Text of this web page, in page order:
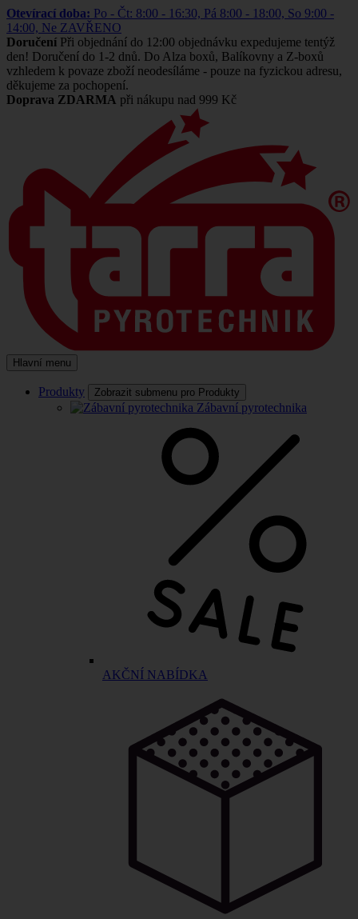
Otevírací doba: Po - Čt: 8:00 - 16:30, Pá 8:00 - 18:00, So 9:00 -
14:00, Ne ZAVŘENO
Doručení Při objednání do 12:00 objednávku expedujeme tentýž
den! Doručení do 1-2 dnů. Do Alza boxů, Balíkovny a Z-boxů
vzhledem k povaze zboží neodesíláme - pouze na fyzickou adresu,
děkujeme za pochopení.
Doprava ZDARMA při nákupu nad 999 Kč
Hlavní menu
Produkty Zobrazit submenu pro Produkty
Zábavní pyrotechnika
AKČNÍ NABÍDKA